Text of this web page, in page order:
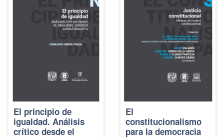
El principio de
igualdad. Análisis
crítico desde el
El
constitucionalismo
para la democracia